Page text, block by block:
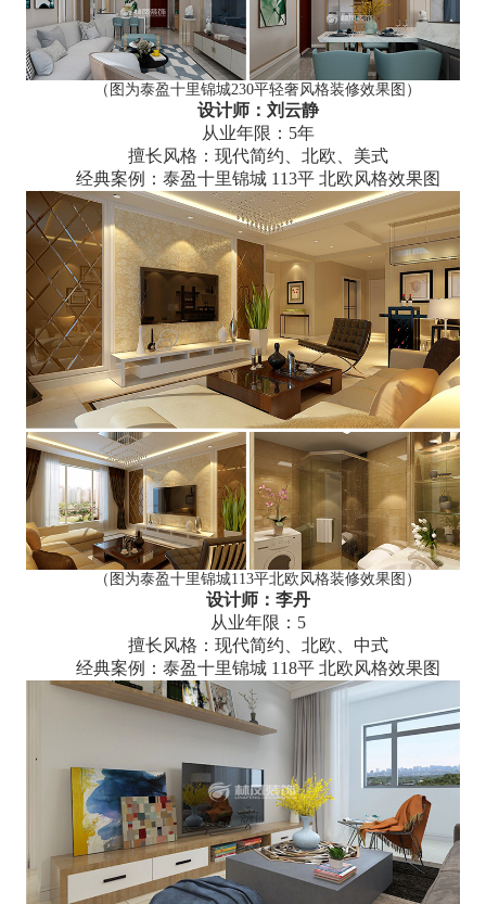
（图为泰盈十里锦城230平轻奢风格装修效果图）
设计师：刘云静
从业年限：5年
擅长风格：现代简约、北欧、美式
经典案例：泰盈十里锦城 113平 北欧风格效果图
（图为泰盈十里锦城113平北欧风格装修效果图）
设计师：李丹
从业年限：5
擅长风格：现代简约、北欧、中式
经典案例：泰盈十里锦城 118平 北欧风格效果图